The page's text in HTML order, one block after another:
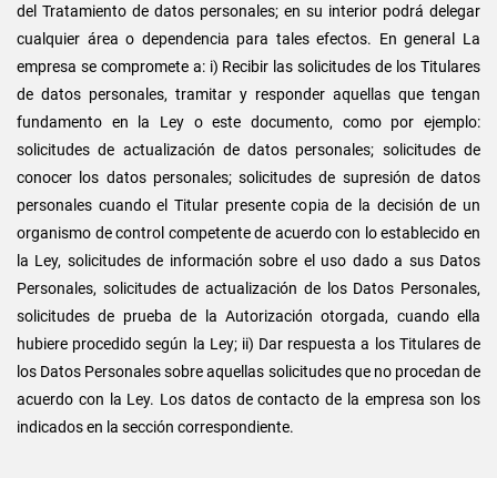
del Tratamiento de datos personales; en su interior podrá delegar
cualquier área o dependencia para tales efectos. En general La
empresa se compromete a: i) Recibir las solicitudes de los Titulares
de datos personales, tramitar y responder aquellas que tengan
fundamento en la Ley o este documento, como por ejemplo:
solicitudes de actualización de datos personales; solicitudes de
conocer los datos personales; solicitudes de supresión de datos
personales cuando el Titular presente copia de la decisión de un
organismo de control competente de acuerdo con lo establecido en
la Ley, solicitudes de información sobre el uso dado a sus Datos
Personales, solicitudes de actualización de los Datos Personales,
solicitudes de prueba de la Autorización otorgada, cuando ella
hubiere procedido según la Ley; ii) Dar respuesta a los Titulares de
los Datos Personales sobre aquellas solicitudes que no procedan de
acuerdo con la Ley. Los datos de contacto de la empresa son los
indicados en la sección correspondiente.